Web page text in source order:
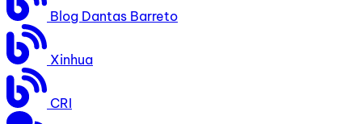
Blog Dantas Barreto
Xinhua
CRI